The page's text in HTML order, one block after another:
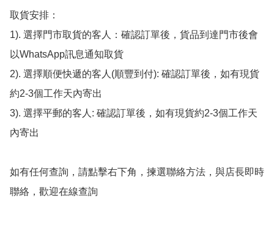
取貨安排：
1). 選擇門市取貨的客人：確認訂單後，貨品到達門市後會
以WhatsApp訊息通知取貨
2). 選擇順便快遞的客人(順豐到付): 確認訂單後，如有現貨
約2-3個工作天內寄出
3). 選擇平郵的客人: 確認訂單後，如有現貨約2-3個工作天
內寄出
如有任何查詢，請點擊右下角，揀選聯絡方法，與店長即時
聯絡，歡迎在線查詢